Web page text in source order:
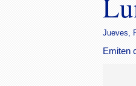
Jueves,
Emiten